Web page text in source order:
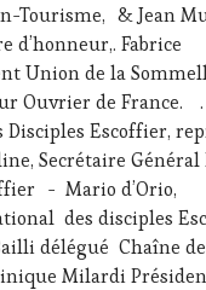
Tourisme, & Jean
d’honneur,. Fabrice
Union de la
Ouvrier de France. .
Escoffier,
Secrétaire
- Mario d’Orio,
des disciples
délégué Chaîne
Milardi